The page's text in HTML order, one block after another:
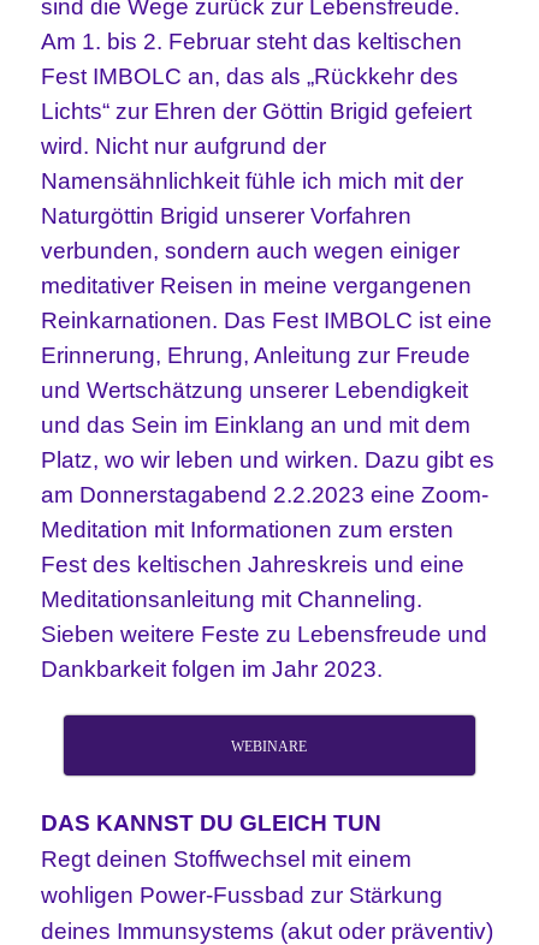
sind die Wege zurück zur Lebensfreude.
Am 1. bis 2. Februar steht das keltischen
Fest IMBOLC an, das als „Rückkehr des
Lichts“ zur Ehren der Göttin Brigid gefeiert
wird. Nicht nur aufgrund der
Namensähnlichkeit fühle ich mich mit der
Naturgöttin Brigid unserer Vorfahren
verbunden, sondern auch wegen einiger
meditativer Reisen in meine vergangenen
Reinkarnationen. Das Fest IMBOLC ist eine
Erinnerung, Ehrung, Anleitung zur Freude
und Wertschätzung unserer Lebendigkeit
und das Sein im Einklang an und mit dem
Platz, wo wir leben und wirken. Dazu gibt es
am Donnerstagabend 2.2.2023 eine Zoom-
Meditation mit Informationen zum ersten
Fest des keltischen Jahreskreis und eine
Meditationsanleitung mit Channeling.
Sieben weitere Feste zu Lebensfreude und
Dankbarkeit folgen im Jahr 2023.
WEBINARE
DAS KANNST DU GLEICH TUN
Regt deinen Stoffwechsel mit einem
wohligen Power-Fussbad zur Stärkung
deines Immunsystems (akut oder präventiv)